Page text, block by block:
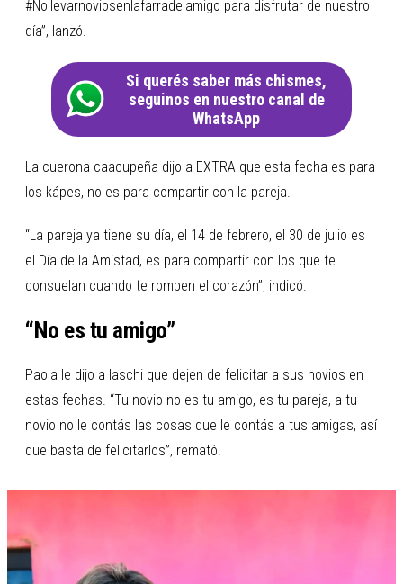
#Nollevarnoviosenlafarradelamigo para disfrutar de nuestro
día”, lanzó.
Si querés saber más chismes,
seguinos en nuestro canal de
WhatsApp
La cuerona caacupeña dijo a EXTRA que esta fecha es para
los kápes, no es para compartir con la pareja.
“La pareja ya tiene su día, el 14 de febrero, el 30 de julio es
el Día de la Amistad, es para compartir con los que te
consuelan cuando te rompen el corazón”, indicó.
“No es tu amigo”
Paola le dijo a laschi que dejen de felicitar a sus novios en
estas fechas. “Tu novio no es tu amigo, es tu pareja, a tu
novio no le contás las cosas que le contás a tus amigas, así
que basta de felicitarlos”, remató.